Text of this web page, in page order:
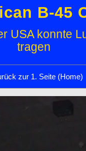
B-45
USA konnte
tragen
zur 1. Seite (Home)